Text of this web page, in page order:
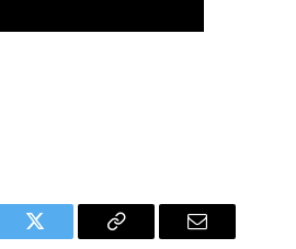
Twitter
Copiar
E-